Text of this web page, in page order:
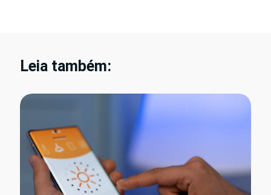
Leia também: